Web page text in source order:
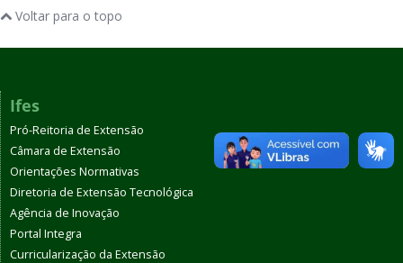
Voltar para o topo
Ifes
Pró-Reitoria de Extensão
Câmara de Extensão
Orientações Normativas
Diretoria de Extensão Tecnológica
Agência de Inovação
Portal Integra
Curricularização da Extensão